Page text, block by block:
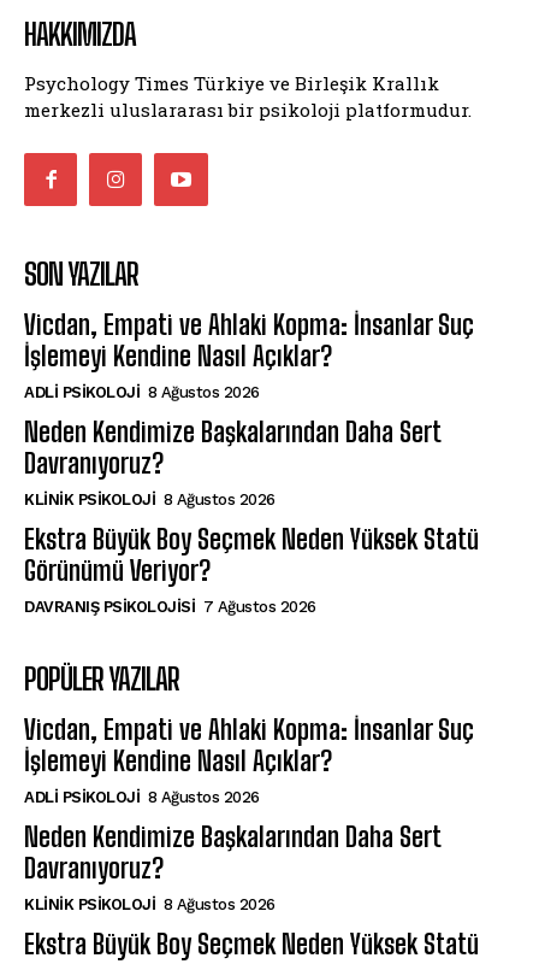
HAKKIMIZDA
Psychology Times Türkiye ve Birleşik Krallık
merkezli uluslararası bir psikoloji platformudur.
SON YAZILAR
Vicdan, Empati ve Ahlaki Kopma: İnsanlar Suç
İşlemeyi Kendine Nasıl Açıklar?
ADLI PSIKOLOJI 8 Ağustos 2026
Neden Kendimize Başkalarından Daha Sert
Davranıyoruz?
KLINIK PSIKOLOJI 8 Ağustos 2026
Ekstra Büyük Boy Seçmek Neden Yüksek Statü
Görünümü Veriyor?
DAVRANIŞ PSIKOLOJISI 7 Ağustos 2026
POPÜLER YAZILAR
Vicdan, Empati ve Ahlaki Kopma: İnsanlar Suç
İşlemeyi Kendine Nasıl Açıklar?
ADLI PSIKOLOJI 8 Ağustos 2026
Neden Kendimize Başkalarından Daha Sert
Davranıyoruz?
KLINIK PSIKOLOJI 8 Ağustos 2026
Ekstra Büyük Boy Seçmek Neden Yüksek Statü